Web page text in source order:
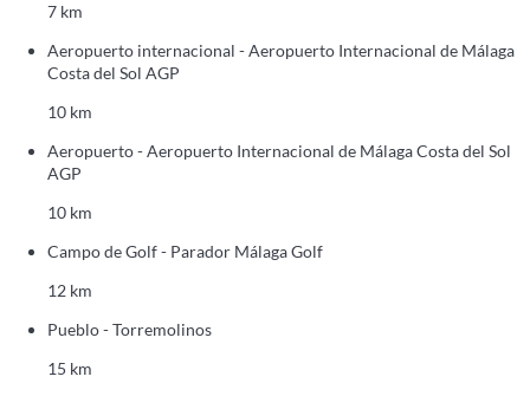
7 km
Aeropuerto internacional - Aeropuerto Internacional de Málaga
Costa del Sol AGP
10 km
Aeropuerto - Aeropuerto Internacional de Málaga Costa del Sol
AGP
10 km
Campo de Golf - Parador Málaga Golf
12 km
Pueblo - Torremolinos
15 km